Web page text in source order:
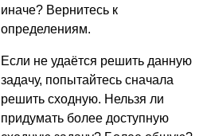
иначе? Вернитесь к
определениям.
Если не удаётся решить данную
задачу, попытайтесь сначала
решить сходную. Нельзя ли
придумать более доступную